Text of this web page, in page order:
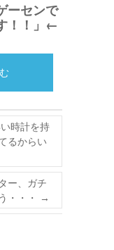
ーセンで
！！」←
時計を持
るからい
ー、ガチ
・・・
→